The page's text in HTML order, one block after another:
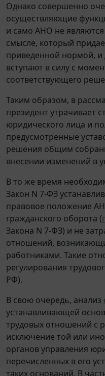
Однако совершенно
осуществляющие
и само АНО не
смысле, который
приведенной нормой, и
вступают в силу с
соответствующего
Таким образом, в
президент утрачивает
юридического лица и
предусмотренные
решения общим
внесении изменений в
В то же время
Закон N 7-ФЗ
правовое положение
гражданского оборота (
Закона N 7-ФЗ) и не
отношений,
работниками. Такие
регулирования
РФ).
В свою очередь, анализ
устанавливающей
трудовых отношений с
исключение той или
органов управления
перечисленных в его
таких оснований. В